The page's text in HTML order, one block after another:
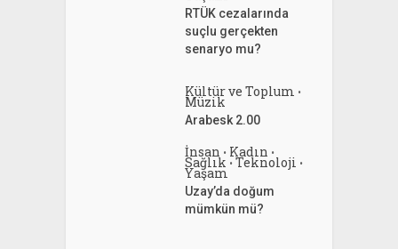
RTÜK cezalarında
suçlu gerçekten
senaryo mu?
Kültür ve Toplum •
Müzik
Arabesk 2.00
İnsan • Kadın •
Sağlık • Teknoloji •
Yaşam
Uzay’da doğum
mümkün mü?